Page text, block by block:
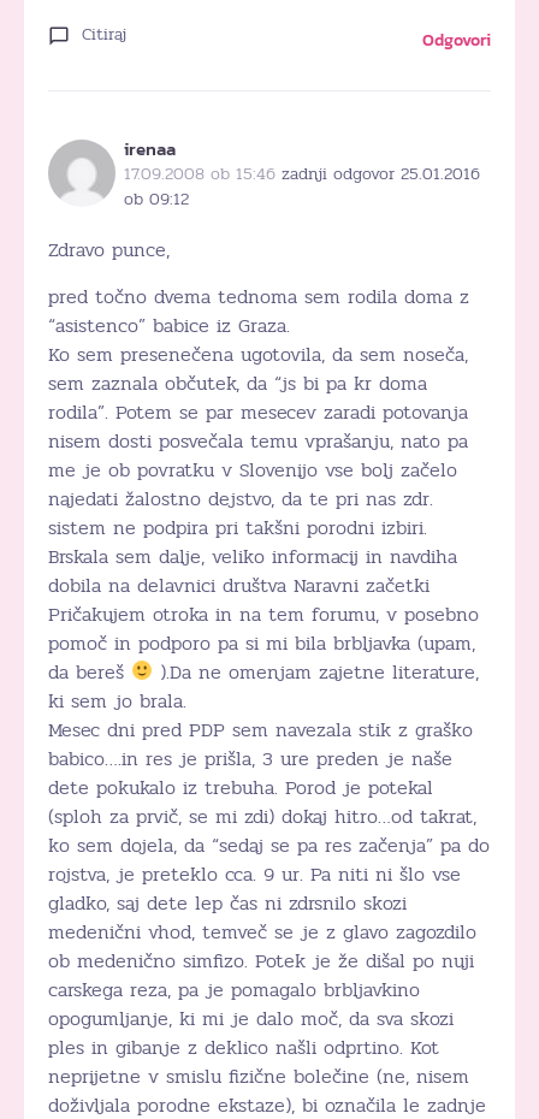
Citiraj Odgovori
irenaa
17.09.2008 ob 15:46 zadnji odgovor 25.01.2016
ob 09:12
Zdravo punce,
pred točno dvema tednoma sem rodila doma z
“asistenco” babice iz Graza.
Ko sem presenečena ugotovila, da sem noseča,
sem zaznala občutek, da “js bi pa kr doma
rodila”. Potem se par mesecev zaradi potovanja
nisem dosti posvečala temu vprašanju, nato pa
me je ob povratku v Slovenijo vse bolj začelo
najedati žalostno dejstvo, da te pri nas zdr.
sistem ne podpira pri takšni porodni izbiri.
Brskala sem dalje, veliko informacij in navdiha
dobila na delavnici društva Naravni začetki
Pričakujem otroka in na tem forumu, v posebno
pomoč in podporo pa si mi bila brbljavka (upam,
da bereš
).Da ne omenjam zajetne literature,
ki sem jo brala.
Mesec dni pred PDP sem navezala stik z graško
babico….in res je prišla, 3 ure preden je naše
dete pokukalo iz trebuha. Porod je potekal
(sploh za prvič, se mi zdi) dokaj hitro…od takrat,
ko sem dojela, da “sedaj se pa res začenja” pa do
rojstva, je preteklo cca. 9 ur. Pa niti ni šlo vse
gladko, saj dete lep čas ni zdrsnilo skozi
medenični vhod, temveč se je z glavo zagozdilo
ob medenično simfizo. Potek je že dišal po nuji
carskega reza, pa je pomagalo brbljavkino
opogumljanje, ki mi je dalo moč, da sva skozi
ples in gibanje z deklico našli odprtino. Kot
neprijetne v smislu fizične bolečine (ne, nisem
doživljala porodne ekstaze), bi označila le zadnje